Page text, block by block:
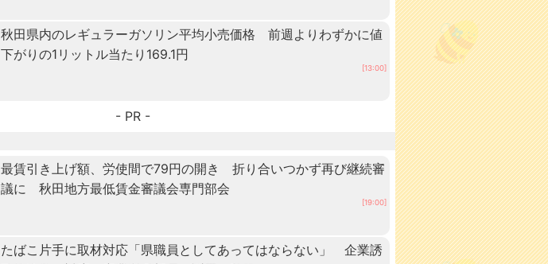
秋田県内のレギュラーガソリン平均小売価格 前週よりわずかに値
下がりの1リットル当たり169.1円
[13:00]
- PR -
最賃引き上げ額、労使間で79円の開き 折り合いつかず再び継続審
議に 秋田地方最低賃金審議会専門部会
[19:00]
たばこ片手に取材対応「県職員としてあってはならない」 企業誘